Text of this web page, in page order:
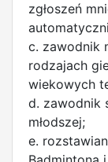
zgłoszeń
c. zawodnik
rodzajach
wiekowych
d. zawodnik
młodszej;
e.